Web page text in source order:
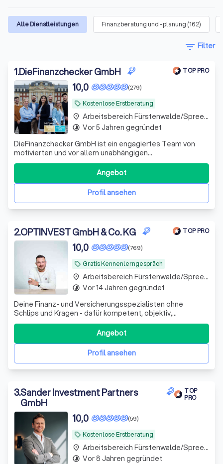
nach dem richtigen Berater schnell kompliziert. Wir bieten
Ihnen für Ihre Finanzen Experten für Versicherungen,
Immobilienfinanzierungen, Geldanlagen, Altersvorsorge und
vieles mehr. Finden Sie jetzt mit Trustlocal den besten
Umgebung.
Alle Dienstleistungen Finanzberatung und -planung (162)
filter_list Filter
1.DieFinanzchecker GmbH TOP PRO
local_offer Kostenlose Erstberatung
(279)
10,0
DieFinanzchecker GmbH ist ein engagiertes Team von
motivierten und vor allem unabhängigen
Finanz-/Versicherungsmaklern aus dem Münsterland. Seit
2012 bieten wir unseren Kunden individuelle und
zielorientierte Produkte an, wobei wir den Fokus auf
Transparenz und Verständlichkeit setzen. Wir sind uns
Profil ansehen
Angebot
place Arbeitsbereich Fürstenwalde/Spree Fürstenwalde
timelapse Vor 5 Jahren gegründet
2.OPTINVEST GmbH & Co. KG TOP PRO
local_offer Gratis Kennenlerngespräch
(769)
10,0
Deine Finanz- und Versicherungsspezialisten ohne
Schlips und Kragen - dafür kompetent, objektiv,
zuverlässig und fair • Versicherungen, Geldanlagen und
Finanzierungen • www.optinvest-beamte.de
Profil ansehen
Angebot
place Arbeitsbereich Fürstenwalde/Spree Fürstenwalde
timelapse Vor 14 Jahren gegründet
3.Sander Investment Partners
GmbH
TOP
PRO
local_offer Kostenlose Erstberatung
(59)
10,0
place Arbeitsbereich Fürstenwalde/Spree Fürstenwalde
timelapse Vor 8 Jahren gegründet